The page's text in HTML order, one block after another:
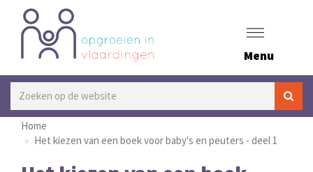
Menu
Home
Het kiezen van een boek voor baby's en peuters - deel 1